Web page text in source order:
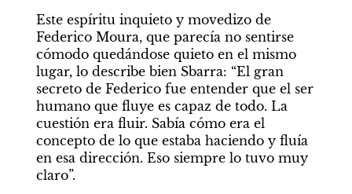
Este espíritu inquieto y movedizo de
Federico Moura, que parecía no sentirse
cómodo quedándose quieto en el mismo
lugar, lo describe bien Sbarra: “El gran
secreto de Federico fue entender que el ser
humano que fluye es capaz de todo. La
cuestión era fluir. Sabía cómo era el
concepto de lo que estaba haciendo y fluía
en esa dirección. Eso siempre lo tuvo muy
claro”.